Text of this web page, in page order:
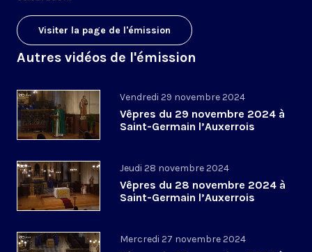
Visiter la page de l'émission
Autres vidéos de l'émission
Vendredi 29 novembre 2024
Vêpres du 29 novembre 2024 à
Saint-Germain l’Auxerrois
Jeudi 28 novembre 2024
Vêpres du 28 novembre 2024 à
Saint-Germain l’Auxerrois
Mercredi 27 novembre 2024